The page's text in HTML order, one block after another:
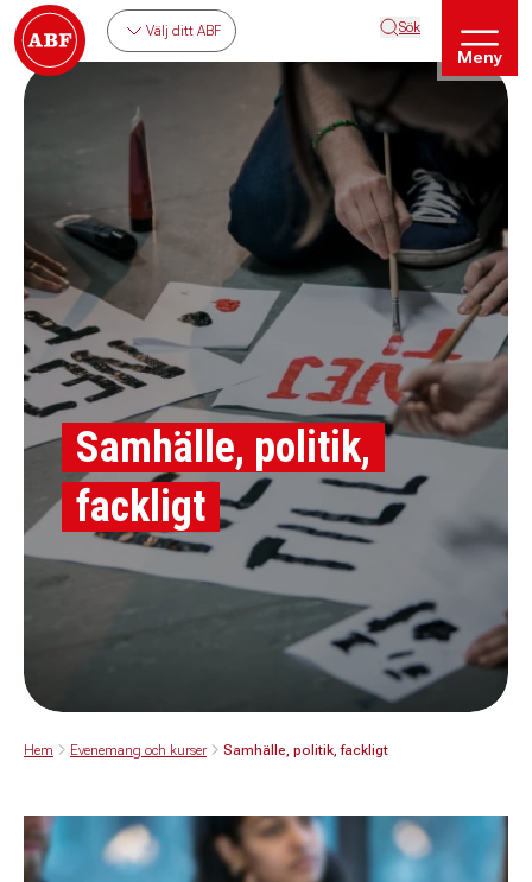
Välj ditt ABF Sök
Meny
Samhälle, politik,
fackligt
Hem Evenemang och kurser Samhälle, politik, fackligt